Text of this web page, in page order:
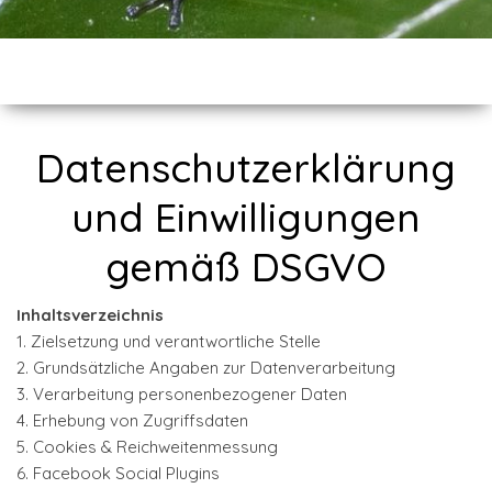
Datenschutzerklärung
und Einwilligungen
gemäß DSGVO
Inhaltsverzeichnis
1. Zielsetzung und verantwortliche Stelle
2. Grundsätzliche Angaben zur Datenverarbeitung
3. Verarbeitung personenbezogener Daten
4. Erhebung von Zugriffsdaten
5. Cookies & Reichweitenmessung
6. Facebook Social Plugins